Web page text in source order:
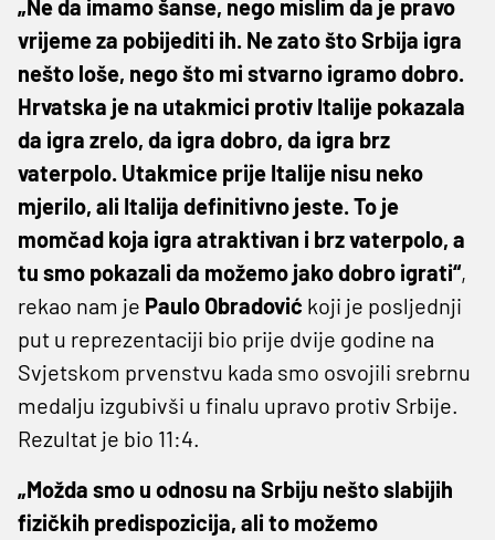
„Ne da imamo šanse, nego mislim da je pravo
vrijeme za pobijediti ih. Ne zato što Srbija igra
nešto loše, nego što mi stvarno igramo dobro.
Hrvatska je na utakmici protiv Italije pokazala
da igra zrelo, da igra dobro, da igra brz
vaterpolo. Utakmice prije Italije nisu neko
mjerilo, ali Italija definitivno jeste. To je
momčad koja igra atraktivan i brz vaterpolo, a
tu smo pokazali da možemo jako dobro igrati“,
rekao nam je Paulo Obradović koji je posljednji
put u reprezentaciji bio prije dvije godine na
Svjetskom prvenstvu kada smo osvojili srebrnu
medalju izgubivši u finalu upravo protiv Srbije.
Rezultat je bio 11:4.
„Možda smo u odnosu na Srbiju nešto slabijih
fizičkih predispozicija, ali to možemo